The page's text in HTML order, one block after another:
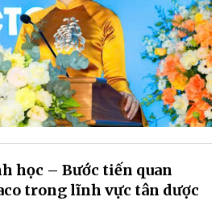
học – Bước tiến quan
trong lĩnh vực tân dược